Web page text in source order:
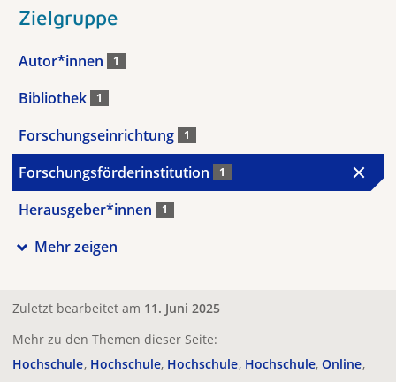
Zielgruppe
Autor*innen 1
Bibliothek 1
Forschungseinrichtung 1
Forschungsförderinstitution 1
Herausgeber*innen 1
Mehr zeigen
Zuletzt bearbeitet am 11. Juni 2025
Mehr zu den Themen dieser Seite:
Hochschule Hochschule Hochschule Hochschule Online